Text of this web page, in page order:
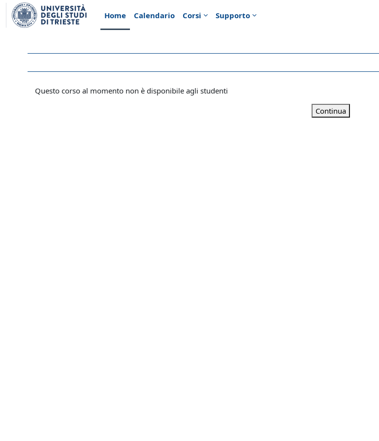
Vai al contenuto principale
Home
Calendario Corsi Supporto
Questo corso al momento non è disponibile agli studenti
Continua